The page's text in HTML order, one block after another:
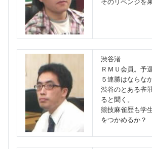
渋谷渚
ＲＭＵ会員。予
５連勝はならな
渋谷のとある雀
ると聞く。
競技麻雀歴も学
をつかめるか？